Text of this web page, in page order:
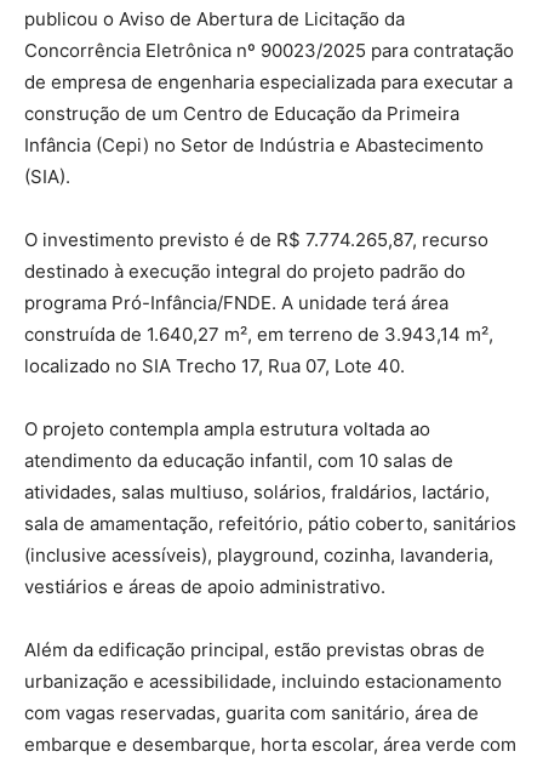
publicou o Aviso de Abertura de Licitação da
Concorrência Eletrônica nº 90023/2025 para contratação
de empresa de engenharia especializada para executar a
construção de um Centro de Educação da Primeira
Infância (Cepi) no Setor de Indústria e Abastecimento
(SIA).
O investimento previsto é de R$ 7.774.265,87, recurso
destinado à execução integral do projeto padrão do
programa Pró-Infância/FNDE. A unidade terá área
construída de 1.640,27 m², em terreno de 3.943,14 m²,
localizado no SIA Trecho 17, Rua 07, Lote 40.
O projeto contempla ampla estrutura voltada ao
atendimento da educação infantil, com 10 salas de
atividades, salas multiuso, solários, fraldários, lactário,
sala de amamentação, refeitório, pátio coberto, sanitários
(inclusive acessíveis), playground, cozinha, lavanderia,
vestiários e áreas de apoio administrativo.
Além da edificação principal, estão previstas obras de
urbanização e acessibilidade, incluindo estacionamento
com vagas reservadas, guarita com sanitário, área de
embarque e desembarque, horta escolar, área verde com